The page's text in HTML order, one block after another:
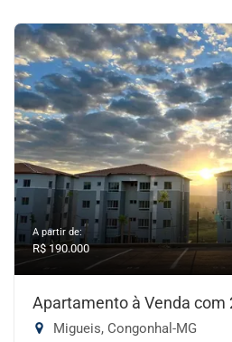
A partir de:
R$ 190.000
Apartamento à Venda com
Migueis, Congonhal-MG